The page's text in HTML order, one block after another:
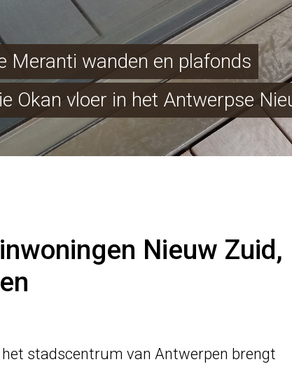
Meranti wanden en plafonds
Okan vloer in het Antwerpse
Nieuw Zuid,
het stadscentrum van Antwerpen brengt